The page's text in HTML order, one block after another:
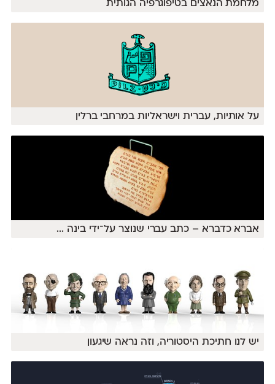
מלחמת הנאצים בטיפוגרפיה הגותית
על אותיות, עברית וישראליות במרחבי ברלין
אברא כדברא – כתב עברי שנוצר על־ידי בינה ...
יש לנו חתיכת היסטוריה, וזה נראה שיגעון